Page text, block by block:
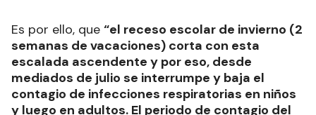
Es por ello, que “el receso escolar de invierno (2
semanas de vacaciones) corta con esta
escalada ascendente y por eso, desde
mediados de julio se interrumpe y baja el
contagio de infecciones respiratorias en niños
y luego en adultos. El periodo de contagio del